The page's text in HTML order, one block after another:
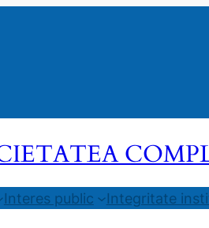
Interes public Integritate